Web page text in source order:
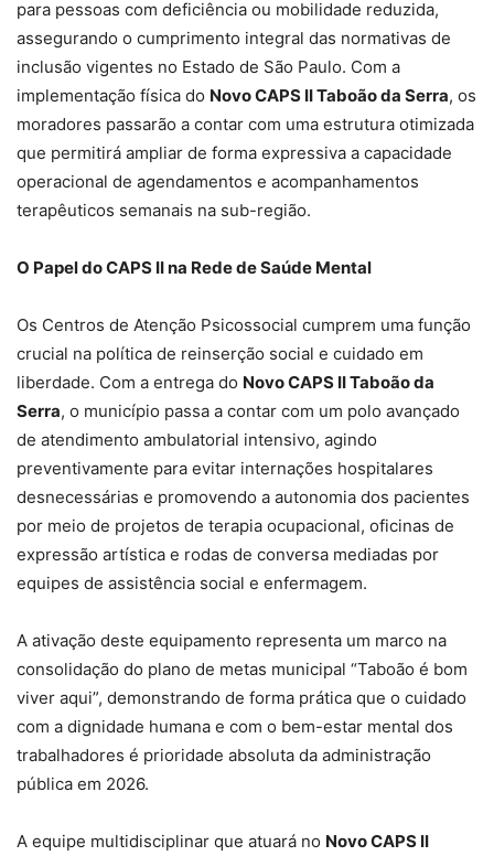
para pessoas com deficiência ou mobilidade reduzida,
assegurando o cumprimento integral das normativas de
inclusão vigentes no Estado de São Paulo. Com a
implementação física do Novo CAPS II Taboão da Serra, os
moradores passarão a contar com uma estrutura otimizada
que permitirá ampliar de forma expressiva a capacidade
operacional de agendamentos e acompanhamentos
terapêuticos semanais na sub-região.
O Papel do CAPS II na Rede de Saúde Mental
Os Centros de Atenção Psicossocial cumprem uma função
crucial na política de reinserção social e cuidado em
liberdade. Com a entrega do Novo CAPS II Taboão da
Serra, o município passa a contar com um polo avançado
de atendimento ambulatorial intensivo, agindo
preventivamente para evitar internações hospitalares
desnecessárias e promovendo a autonomia dos pacientes
por meio de projetos de terapia ocupacional, oficinas de
expressão artística e rodas de conversa mediadas por
equipes de assistência social e enfermagem.
A ativação deste equipamento representa um marco na
consolidação do plano de metas municipal “Taboão é bom
viver aqui”, demonstrando de forma prática que o cuidado
com a dignidade humana e com o bem-estar mental dos
trabalhadores é prioridade absoluta da administração
pública em 2026.
A equipe multidisciplinar que atuará no Novo CAPS II